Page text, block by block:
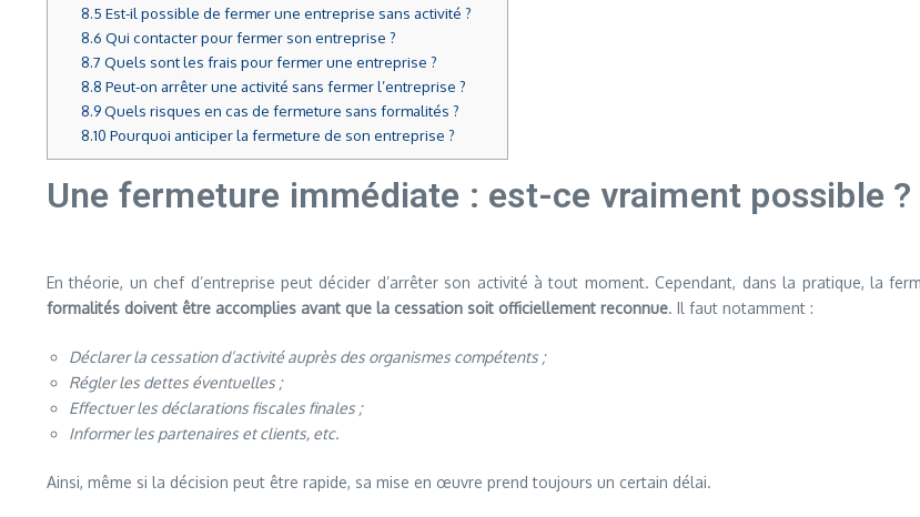
8.5 Est-il possible de fermer une entreprise sans activité ?
8.6 Qui contacter pour fermer son entreprise ?
8.7 Quels sont les frais pour fermer une entreprise ?
8.8 Peut-on arrêter une activité sans fermer l’entreprise ?
8.9Quels risques en cas de fermeture sans formalités ?
8.10 Pourquoi anticiper la fermeture de son entreprise ?
Une fermeture immédiate : est-ce vraiment possible ?
En théorie, un chef d’entreprise peut décider d’arrêter son activité à tout moment. Cependant, dans la pratique, la
formalités doivent être accomplies avant que la cessation soit officiellement reconnue. Il faut notamment :
Déclarer la cessation d’activité auprès des organismes compétents ;
Régler les dettes éventuelles ;
Effectuer les déclarations fiscales finales ;
Informer les partenaires et clients, etc.
Ainsi, même si la décision peut être rapide, sa mise en œuvre prend toujours un certain délai.